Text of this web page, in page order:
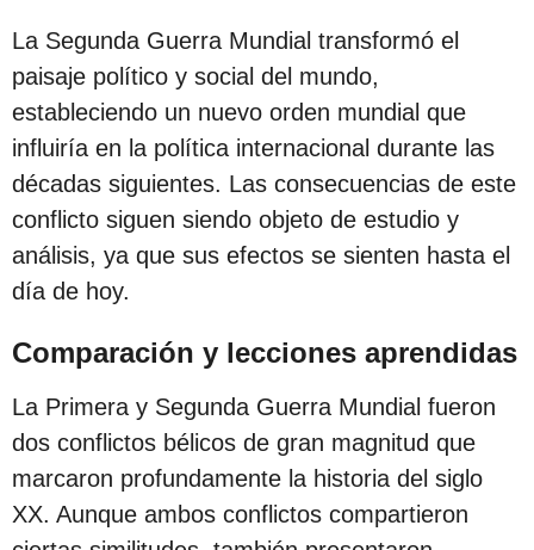
La Segunda Guerra Mundial transformó el
paisaje político y social del mundo,
estableciendo un nuevo orden mundial que
influiría en la política internacional durante las
décadas siguientes. Las consecuencias de este
conflicto siguen siendo objeto de estudio y
análisis, ya que sus efectos se sienten hasta el
día de hoy.
Comparación y lecciones aprendidas
La Primera y Segunda Guerra Mundial fueron
dos conflictos bélicos de gran magnitud que
marcaron profundamente la historia del siglo
XX. Aunque ambos conflictos compartieron